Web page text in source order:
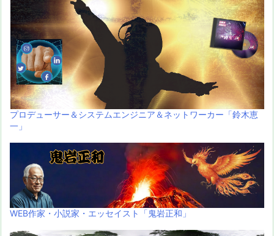
プロデューサー＆システムエンジニア＆ネットワーカー「鈴木恵
一」
WEB作家・小説家・エッセイスト「鬼岩正和」